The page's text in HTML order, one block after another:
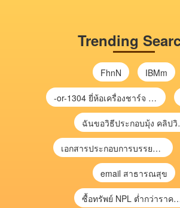
Trending
FhnN IBMm
-or-1304 ยี่ห้อเครื่องชาร์จ chargecore
ฉันขอวิ
เอกสารประกอบการบรรยาย การประเมินความเสี่ยงเพื่อวางแผนการตรวจสอบ \
email สาธารณสุข
ซื้อทรัพย์ NPL ต่ำกว่าราคาตลาด 30-